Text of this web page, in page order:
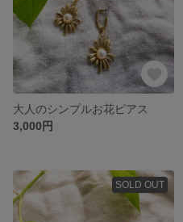
大人のシンプルお花ピアス
3,000円
SOLD OUT